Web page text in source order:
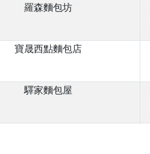
羅森麵包坊
寶晟西點麵包店
驛家麵包屋